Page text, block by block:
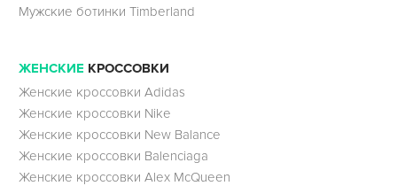
Мужские ботинки Timberland
ЖЕНСКИЕ КРОССОВКИ
Женские кроссовки Adidas
Женские кроссовки Nike
Женские кроссовки New Balance
Женские кроссовки Balenciaga
Женские кроссовки Alex McQueen